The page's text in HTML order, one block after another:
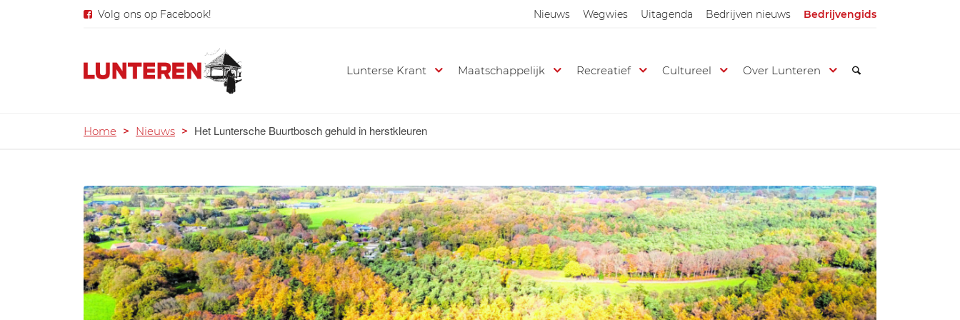
Nieuws Wegwies Uitagenda Bedrijven nieuws Bedrijvengids
Volg ons op Facebook!
Lunterse Krant Maatschappelijk Recreatief Cultureel Over Lunteren
Home > Nieuws > Het Luntersche Buurtbosch gehuld in herstkleuren